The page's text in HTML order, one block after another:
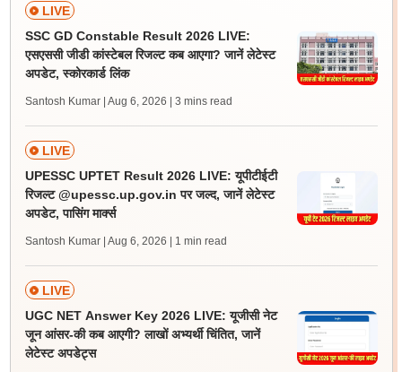
LIVE
SSC GD Constable Result 2026 LIVE:
एसएससी जीडी कांस्टेबल रिजल्ट कब आएगा? जानें लेटेस्ट
अपडेट, स्कोरकार्ड लिंक
Santosh Kumar | Aug 6, 2026 | 3 mins read
LIVE
UPESSC UPTET Result 2026 LIVE: यूपीटीईटी
रिजल्ट @upessc.up.gov.in पर जल्द, जानें लेटेस्ट
अपडेट, पासिंग मार्क्स
Santosh Kumar | Aug 6, 2026 | 1 min read
LIVE
UGC NET Answer Key 2026 LIVE: यूजीसी नेट
जून आंसर-की कब आएगी? लाखों अभ्यर्थी चिंतित, जानें
लेटेस्ट अपडेट्स